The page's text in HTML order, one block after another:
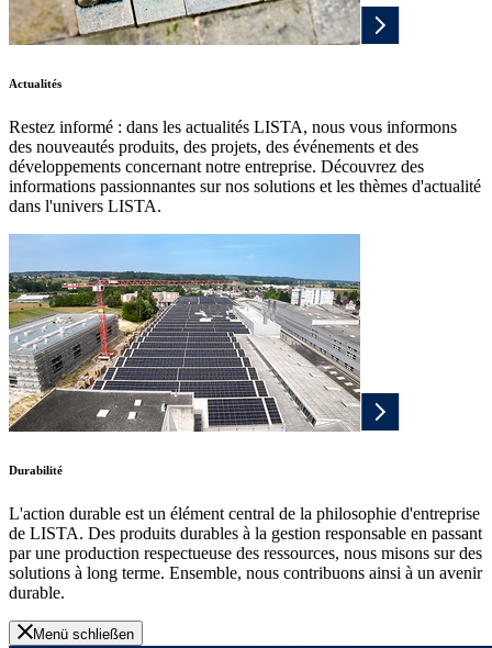
Actualités
Restez informé : dans les actualités LISTA, nous vous informons
des nouveautés produits, des projets, des événements et des
développements concernant notre entreprise. Découvrez des
informations passionnantes sur nos solutions et les thèmes d'actualité
dans l'univers LISTA.
Durabilité
L'action durable est un élément central de la philosophie d'entreprise
de LISTA. Des produits durables à la gestion responsable en passant
par une production respectueuse des ressources, nous misons sur des
solutions à long terme. Ensemble, nous contribuons ainsi à un avenir
durable.
Menü schließen